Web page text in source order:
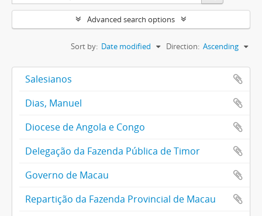
Advanced search options
Sort by: Date modified Direction: Ascending
Salesianos
Dias, Manuel
Diocese de Angola e Congo
Delegação da Fazenda Pública de Timor
Governo de Macau
Repartição da Fazenda Provincial de Macau